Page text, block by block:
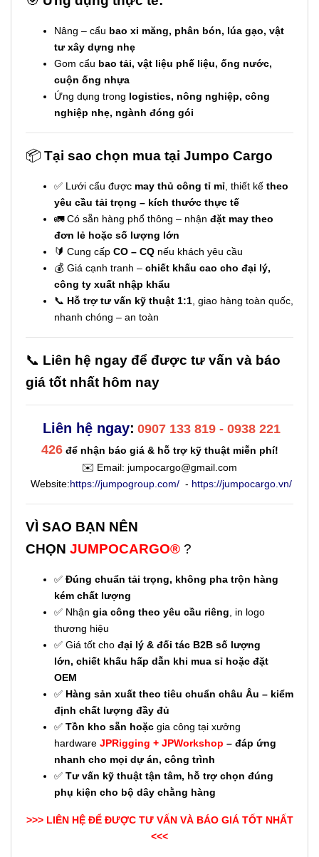
Nâng – cẩu bao xi măng, phân bón, lúa gạo, vật
tư xây dựng nhẹ
Gom cẩu bao tải, vật liệu phế liệu, ống nước,
cuộn ống nhựa
Ứng dụng trong logistics, nông nghiệp, công
nghiệp nhẹ, ngành đóng gói
📦 Tại sao chọn mua tại Jumpo Cargo
✅ Lưới cẩu được may thủ công tỉ mỉ , thiết kế theo
yêu cầu tải trọng – kích thước thực tế
🚛 Có sẵn hàng phổ thông – nhận đặt may theo
đơn lẻ hoặc số lượng lớn
🔰 Cung cấp CO – CQ nếu khách yêu cầu
💰 Giá cạnh tranh – chiết khấu cao cho đại lý,
công ty xuất nhập khẩu
📞 Hỗ trợ tư vấn kỹ thuật 1:1 , giao hàng toàn quốc,
nhanh chóng – an toàn
📞 Liên hệ ngay để được tư vấn và báo
giá tốt nhất hôm nay
Liên hệ ngay: 0907 133 819 - 0938 221
426 để nhận báo giá & hỗ trợ kỹ thuật miễn phí!
✉️ Email: jumpocargo@gmail.com
Website:https://jumpogroup.com/- https://jumpocargo.vn/
VÌ SAO BẠN NÊN
CHỌN JUMPOCARGO® ?
✅ Đúng chuẩn tải trọng, không pha trộn hàng
kém chất lượng
✅ Nhận gia công theo yêu cầu riêng , in logo
thương hiệu
✅ Giá tốt cho đại lý & đối tác B2B số lượng
lớn, chiết khấu hấp dẫn khi mua sỉ hoặc đặt
OEM
✅ Hàng sản xuất theo tiêu chuẩn châu Âu – kiểm
định chất lượng đầy đủ
✅ Tồn kho sẵn hoặc gia công tại xưởng
hardware JPRigging + JPWorkshop – đáp ứng
nhanh cho mọi dự án, công trình
✅ Tư vấn kỹ thuật tận tâm, hỗ trợ chọn đúng
phụ kiện cho bộ dây chằng hàng
>>> LIÊN HỆ ĐỂ ĐƯỢC TƯ VẤN VÀ BÁO GIÁ TỐT NHẤT
<<<